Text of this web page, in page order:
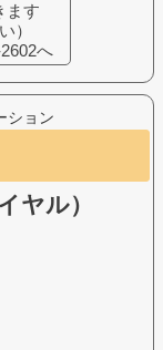
ション
ヤル）
ます
）
へ